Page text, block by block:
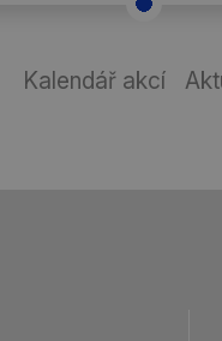
Kalendář akcí